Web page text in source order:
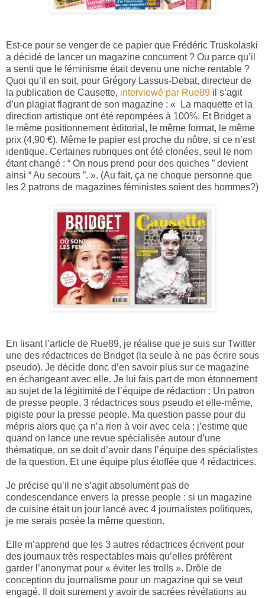
Est-ce pour se venger de ce papier que Frédéric Truskolaski
a décidé de lancer un magazine concurrent ? Ou parce qu’il
a senti que le féminisme était devenu une niche rentable ?
Quoi qu’il en soit, pour Grégory Lassus-Debat, directeur de
la publication de Causette, interviewé par Rue89 il s’agit
d’un plagiat flagrant de son magazine : « La maquette et la
direction artistique ont été repompées à 100%. Et Bridget a
le même positionnement éditorial, le même format, le même
prix (4,90 €). Même le papier est proche du nôtre, si ce n’est
identique. Certaines rubriques ont été clonées, seul le nom
étant changé : “ On nous prend pour des quiches ” devient
ainsi “ Au secours ”. ». (Au fait, ça ne choque personne que
les 2 patrons de magazines féministes soient des hommes?)
En lisant l’article de Rue89, je réalise que je suis sur Twitter
une des rédactrices de Bridget (la seule à ne pas écrire sous
pseudo). Je décide donc d’en savoir plus sur ce magazine
en échangeant avec elle. Je lui fais part de mon étonnement
au sujet de la légitimité de l’équipe de rédaction : Un patron
de presse people, 3 rédactrices sous pseudo et elle-même,
pigiste pour la presse people. Ma question passe pour du
mépris alors que ça n’a rien à voir avec cela : j’estime que
quand on lance une revue spécialisée autour d’une
thématique, on se doit d’avoir dans l’équipe des spécialistes
de la question. Et une équipe plus étoffée que 4 rédactrices.
Je précise qu’il ne s’agit absolument pas de
condescendance envers la presse people : si un magazine
de cuisine était un jour lancé avec 4 journalistes politiques,
je me serais posée la même question.
Elle m’apprend que les 3 autres rédactrices écrivent pour
des journaux très respectables mais qu’elles préfèrent
garder l’anonymat pour « éviter les trolls ». Drôle de
conception du journalisme pour un magazine qui se veut
engagé. Il doit surement y avoir de sacrées révélations au